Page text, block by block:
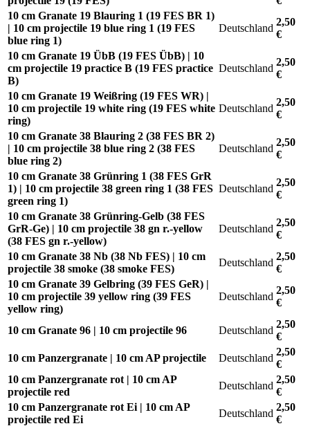
10 cm Granate 19 Blauring 1 (19 FES BR 1)
| 10 cm projectile 19 blue ring 1 (19 FES
blue ring 1)
Deutschland
2,50
€
10 cm Granate 19 ÜbB (19 FES ÜbB) | 10
cm projectile 19 practice B (19 FES practice
B)
Deutschland
2,50
€
10 cm Granate 19 Weißring (19 FES WR) |
10 cm projectile 19 white ring (19 FES white
ring)
Deutschland
2,50
€
10 cm Granate 38 Blauring 2 (38 FES BR 2)
| 10 cm projectile 38 blue ring 2 (38 FES
blue ring 2)
Deutschland
2,50
€
10 cm Granate 38 Grünring 1 (38 FES GrR
1) | 10 cm projectile 38 green ring 1 (38 FES
green ring 1)
Deutschland
2,50
€
10 cm Granate 38 Grünring-Gelb (38 FES
GrR-Ge) | 10 cm projectile 38 gn r.-yellow
(38 FES gn r.-yellow)
Deutschland
2,50
€
10 cm Granate 38 Nb (38 Nb FES) | 10 cm
projectile 38 smoke (38 smoke FES)
Deutschland
2,50
€
10 cm Granate 39 Gelbring (39 FES GeR) |
10 cm projectile 39 yellow ring (39 FES
yellow ring)
Deutschland
2,50
€
10 cm Granate 96 | 10 cm projectile 96 Deutschland
2,50
€
10 cm Panzergranate | 10 cm AP projectile
Deutschland
2,50
€
10 cm Panzergranate rot | 10 cm AP
projectile red
Deutschland
2,50
€
10 cm Panzergranate rot Ei | 10 cm AP
projectile red Ei
Deutschland
2,50
€